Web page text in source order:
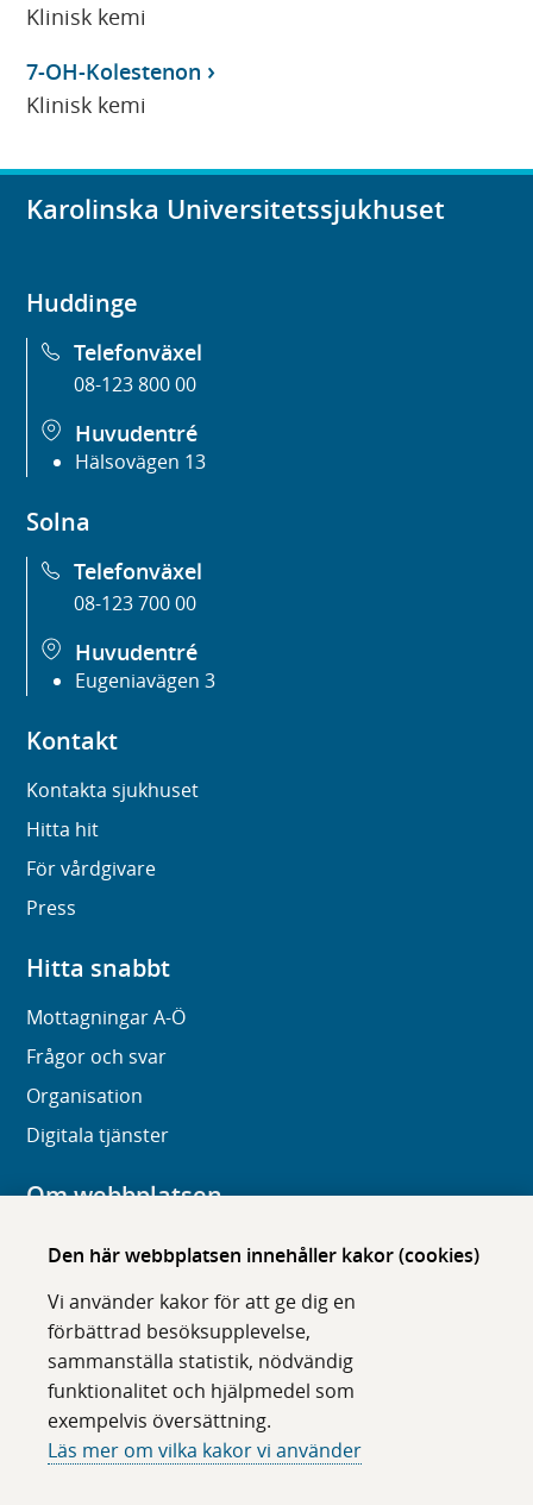
Den här webbplatsen innehåller kakor (cookies)
Vi använder kakor för att ge dig en
förbättrad besöksupplevelse,
sammanställa statistik, nödvändig
funktionalitet och hjälpmedel som
exempelvis översättning.
Läs mer om vilka kakor vi använder
Klinisk kemi
7-OH-Kolestenon
Klinisk kemi
Karolinska Universitetssjukhuset
Huddinge
Telefonväxel
08-123 800 00
Huvudentré
Hälsovägen 13
Solna
Telefonväxel
08-123 700 00
Huvudentré
Eugeniavägen 3
Kontakt
Kontakta sjukhuset
Hitta hit
För vårdgivare
Press
Hitta snabbt
Mottagningar A-Ö
Frågor och svar
Organisation
Digitala tjänster
Om webbplatsen
Om karolinska.se
Tillgänglighet
Om cookies
Följ oss i sociala medier